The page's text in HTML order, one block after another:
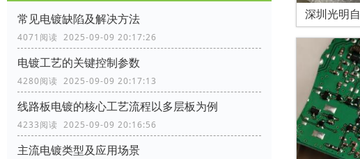
常见电镀缺陷及解决方法
4071阅读 2025-09-09 20:17:26
电镀工艺的关键控制参数
4280阅读 2025-09-09 20:17:13
线路板电镀的核心工艺流程以多层板为例
4233阅读 2025-09-09 20:16:56
主流电镀类型及应用场景
深圳光明